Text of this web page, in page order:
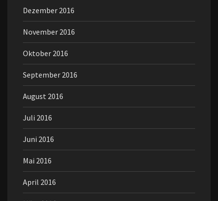
Dezember 2016
November 2016
Oktober 2016
September 2016
August 2016
Juli 2016
Juni 2016
Mai 2016
April 2016